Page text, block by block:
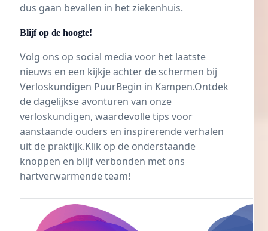
dus gaan bevallen in het ziekenhuis.
Blijf op de hoogte!
Volg ons op social media voor het laatste
nieuws en een kijkje achter de schermen bij
Verloskundigen PuurBegin in Kampen.Ontdek
de dagelijkse avonturen van onze
verloskundigen, waardevolle tips voor
aanstaande ouders en inspirerende verhalen
uit de praktijk.Klik op de onderstaande
knoppen en blijf verbonden met ons
hartverwarmende team!